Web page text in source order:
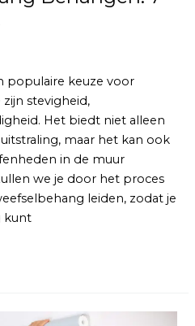
populaire keuze voor
stevigheid,
Het biedt niet alleen
maar het kan ook
in de muur
we je door het proces
leiden, zodat je
kunt